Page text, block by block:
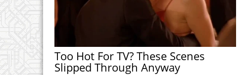
Too Hot For TV? These Scenes
Slipped Through Anyway